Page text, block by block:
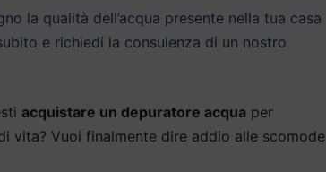
la qualità dell’acqua presente nella tua casa
e richiedi la consulenza di un nostro
acquistare un depuratore acqua per
vita? Vuoi finalmente dire addio alle scomode